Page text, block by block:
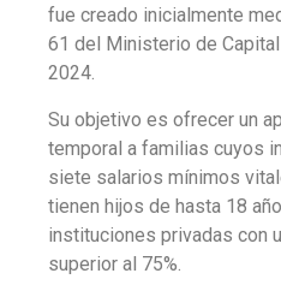
fue creado inicialmente
61 del Ministerio de
2024.
Su objetivo es ofrecer un
temporal a familias cuyos
siete salarios mínimos
tienen hijos de hasta 18
instituciones privadas con
superior al 75%.